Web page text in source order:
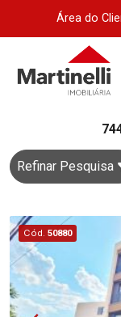
Área do
Refinar Pesquisa
Cód. 50880